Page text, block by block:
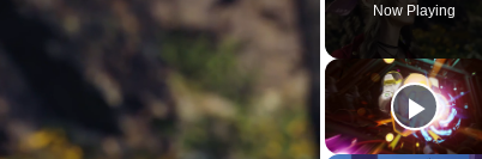
Now Playing